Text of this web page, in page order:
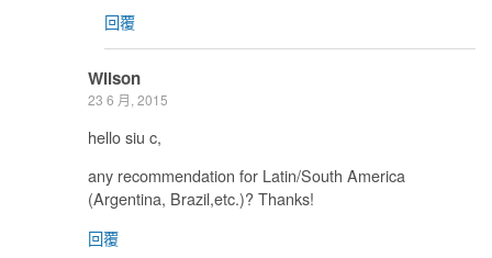
回覆
Wilson
23 6 月, 2015
hello siu c,
any recommendation for Latin/South America
(Argentina, Brazil,etc.)? Thanks!
回覆